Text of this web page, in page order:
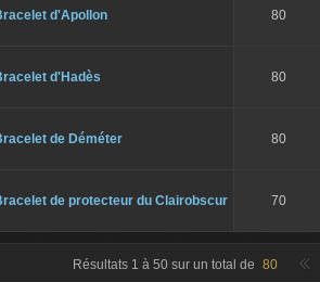
d'Apollon 80
d'Hadès 80
de Déméter 80
de protecteur du Clairobscur 70
Résultats 1 à 50 sur un total de 80